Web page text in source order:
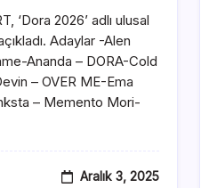
‘Dora 2026’ adlı ulusal
Adaylar -Alen
Ananda – DORA-Cold
– OVER ME-Ema
– Memento Mori-
Aralık 3, 2025